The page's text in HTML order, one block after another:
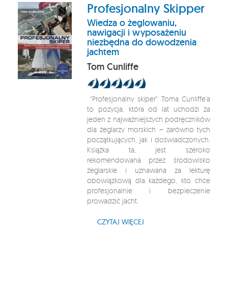
Profesjonalny Skipper
Wiedza o żeglowaniu,
nawigacji i wyposażeniu
niezbędna do dowodzenia
jachtem
Tom Cunliffe
"Profesjonalny skiper" Toma Cunliffe’a
to pozycja, która od lat uchodzi za
jeden z najważniejszych podręczników
dla żeglarzy morskich – zarówno tych
początkujących, jak i doświadczonych.
Książka ta, jest szeroko
rekomendowana przez środowisko
żeglarskie i uznawana za lekturę
obowiązkową dla każdego, kto chce
profesjonalnie i bezpieczenie
prowadzić jacht.
CZYTAJ WIĘCEJ